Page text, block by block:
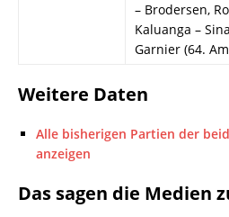
– Brodersen,
Kaluanga –
Garnier (64.
Weitere Daten
Alle bisherigen Partien der
anzeigen
Das sagen die Medien